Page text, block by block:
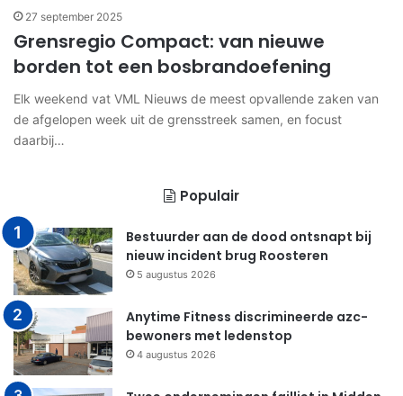
27 september 2025
Grensregio Compact: van nieuwe
borden tot een bosbrandoefening
Elk weekend vat VML Nieuws de meest opvallende zaken van
de afgelopen week uit de grensstreek samen, en focust
daarbij…
Populair
Bestuurder aan de dood ontsnapt bij
nieuw incident brug Roosteren
5 augustus 2026
Anytime Fitness discrimineerde azc-
bewoners met ledenstop
4 augustus 2026